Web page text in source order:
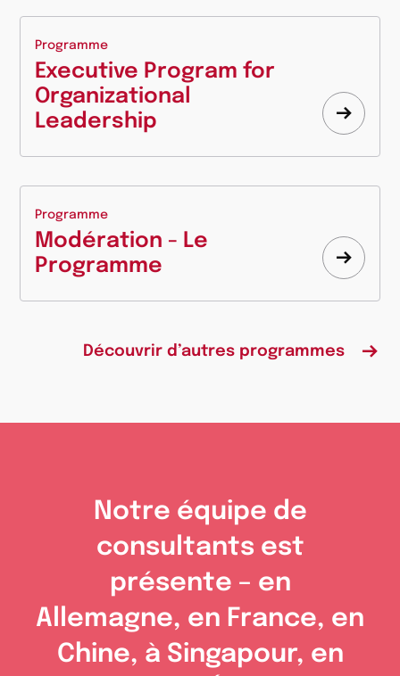
Programme
Executive Program for
Organizational
Leadership
Programme
Modération - Le
Programme
Découvrir d’autres programmes
Notre équipe de
consultants est
présente – en
Allemagne, en France, en
Chine, à Singapour, en